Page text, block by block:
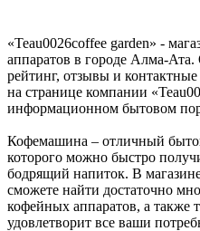
«Teau0026coffee garden» -
аппаратов в городе Алма-
рейтинг, отзывы и
на странице компании
информационном бытовом
Кофемашина – отличный
которого можно быстро
бодрящий напиток. В
сможете найти достаточно
кофейных аппаратов, а также
удовлетворит все ваши